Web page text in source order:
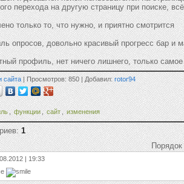
перехода на другую страницу при поиске,
только то, что нужно, и приятно смотрится
опросов, довольно красивый прогресс бар и
профиль, нет ничего лишнего, только
сайта| Просмотров: 850 | Добавил:rotor94
,функции,сайт,изменения
1
| 19:33